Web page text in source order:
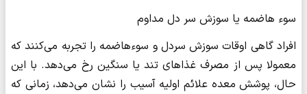
سوء هاضمه یا سوزش سر دل مداوم
افراد گاهی اوقات سوزش سردل و سوءهاضمه را تجربه می‌کنند که
معمولا پس از مصرف غذاهای تند یا سنگین رخ می‌دهد. با این
حال، پوشش معده علائم اولیه آسیب را نشان می‌دهد، زمانی که